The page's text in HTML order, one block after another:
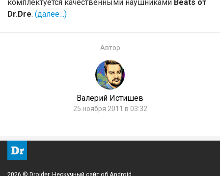
комплектуется качественными наушниками Beats от
Dr.Dre. (далее…)
Автор
Валерий Истишев
25 ноября 2011 в 03:32
2026 © Droider. Нескучный сайт об Android